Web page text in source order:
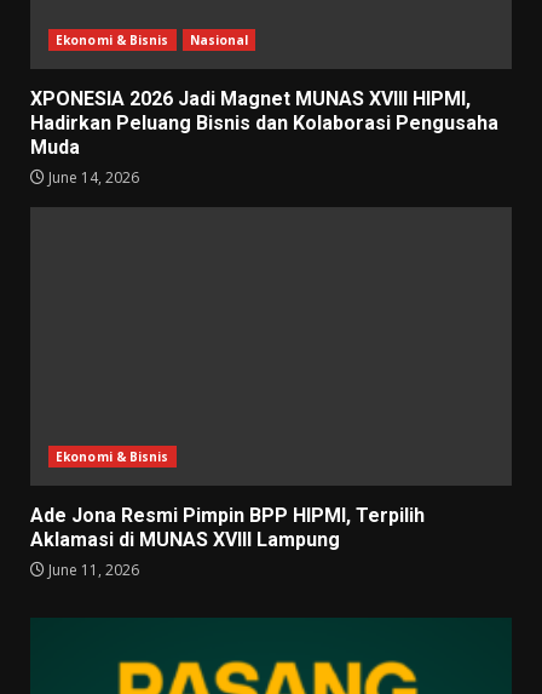
Ekonomi & Bisnis Nasional
XPONESIA 2026 Jadi Magnet MUNAS XVIII HIPMI,
Hadirkan Peluang Bisnis dan Kolaborasi Pengusaha
Muda
June 14, 2026
Ekonomi & Bisnis
Ade Jona Resmi Pimpin BPP HIPMI, Terpilih
Aklamasi di MUNAS XVIII Lampung
June 11, 2026